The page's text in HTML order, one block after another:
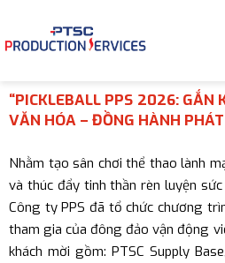
“PICKLEBALL PPS 2026: GẮN
VĂN HÓA – ĐỒNG HÀNH
Nhằm tạo sân chơi thể thao lành
và thúc đẩy tinh thần rèn luyện sức
Công ty PPS đã tổ chức chương
tham gia của đông đảo vận động
khách mời gồm: PTSC Supply